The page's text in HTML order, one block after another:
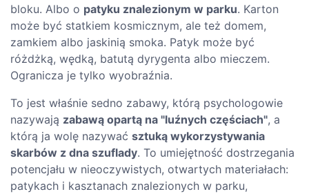
bloku. Albo o patyku znalezionym w parku. Karton
może być statkiem kosmicznym, ale też domem,
zamkiem albo jaskinią smoka. Patyk może być
różdżką, wędką, batutą dyrygenta albo mieczem.
Ogranicza je tylko wyobraźnia.
To jest właśnie sedno zabawy, którą psychologowie
nazywają zabawą opartą na "luźnych częściach", a
którą ja wolę nazywać sztuką wykorzystywania
skarbów z dna szuflady. To umiejętność dostrzegania
potencjału w nieoczywistych, otwartych materiałach:
patykach i kasztanach znalezionych w parku,